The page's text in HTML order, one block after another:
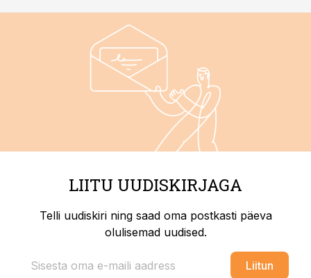
LIITU UUDISKIRJAGA
Telli uudiskiri ning saad oma postkasti päeva
olulisemad uudised.
Liitun